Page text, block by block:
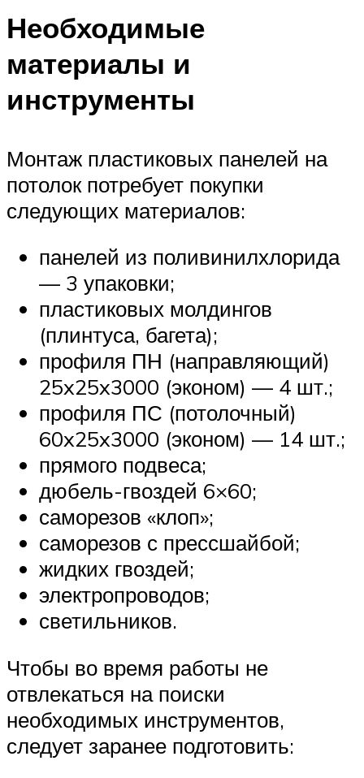
Необходимые
материалы и
инструменты
Монтаж пластиковых панелей на
потолок потребует покупки
следующих материалов:
панелей из поливинилхлорида
— 3 упаковки;
пластиковых молдингов
(плинтуса, багета);
профиля ПН (направляющий)
25x25x3000 (эконом) — 4 шт.;
профиля ПС (потолочный)
60x25x3000 (эконом) — 14 шт.;
прямого подвеса;
дюбель-гвоздей 6×60;
саморезов «клоп»;
саморезов с прессшайбой;
жидких гвоздей;
электропроводов;
светильников.
Чтобы во время работы не
отвлекаться на поиски
необходимых инструментов,
следует заранее подготовить: